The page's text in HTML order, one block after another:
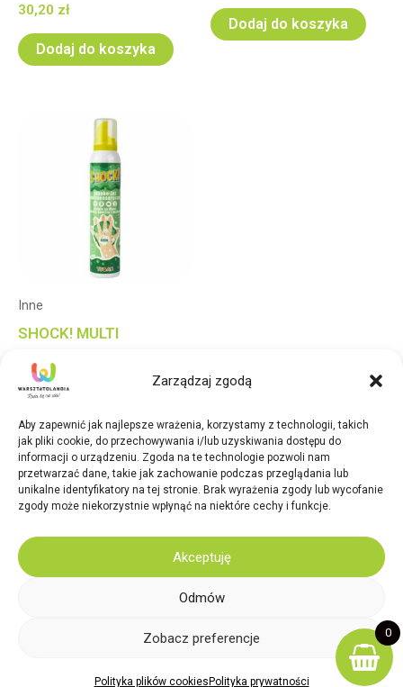
Zarządzaj zgodą
Aby zapewnić jak najlepsze wrażenia, korzystamy z technologii, takich
jak pliki cookie, do przechowywania i/lub uzyskiwania dostępu do
informacji o urządzeniu. Zgoda na te technologie pozwoli nam
przetwarzać dane, takie jak zachowanie podczas przeglądania lub
unikalne identyfikatory na tej stronie. Brak wyrażenia zgody lub wycofanie
zgody może niekorzystnie wpłynąć na niektóre cechy i funkcje.
Akceptuję
Odmów
Zobacz preferencje
Polityka plików cookies Polityka prywatności
30,20 zł
Dodaj do koszyka
Dodaj do koszyka
Inne
SHOCK! MULTI
ŻEL 200 ml–JABŁKO
Dodaj do koszyka
2026 Warsztatolandia. Design:
Warsztatolandia
Polityka prywatności
0